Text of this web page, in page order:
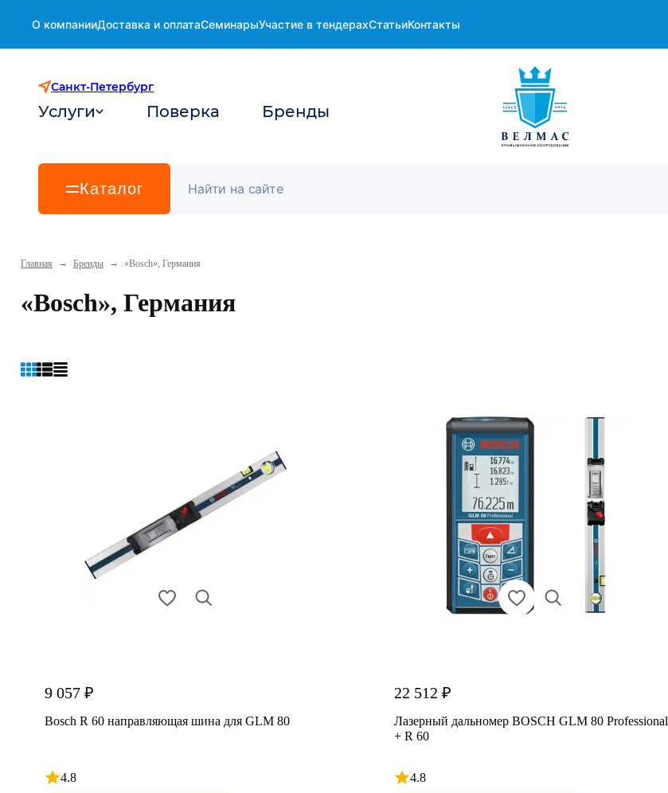
О компанииДоставка и оплатаСеминарыУчастие в тендерахСтатьиКонтакты
Санкт-Петербург
Услуги Поверка Бренды
Каталог
Главная → Бренды → «Bosch», Германия
«Bosch», Германия
9 057 ₽
Bosch R 60 направляющая шина для GLM 80
4.8
Рейтинг 4.8 из 5
22 512 ₽
Лазерный дальномер BOSCH GLM 80 Professional
+ R 60
4.8
Рейтинг 4.8 из 5